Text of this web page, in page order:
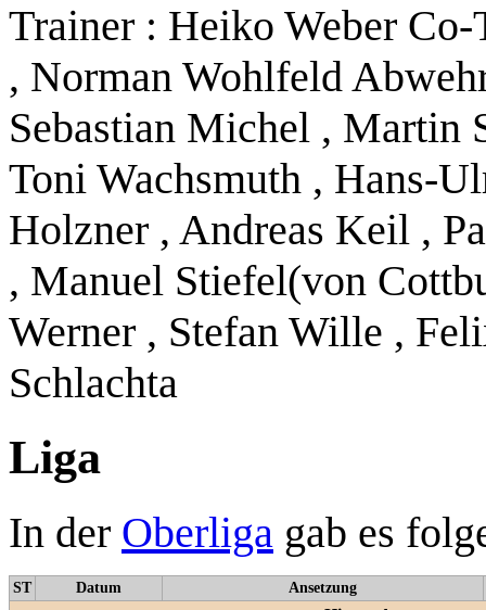
Trainer : Heiko Weber
, Norman Wohlfeld
Sebastian Michel , Martin
Toni Wachsmuth , Hans-
Holzner , Andreas Keil ,
, Manuel Stiefel(von
Werner , Stefan Wille ,
Schlachta
Liga
In der Oberliga gab es
ST Datum Ansetzung